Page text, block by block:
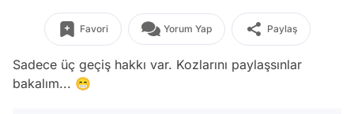
Favori Yorum Yap Paylaş
Sadece üç geçiş hakkı var. Kozlarını paylaşsınlar
bakalım... 😁